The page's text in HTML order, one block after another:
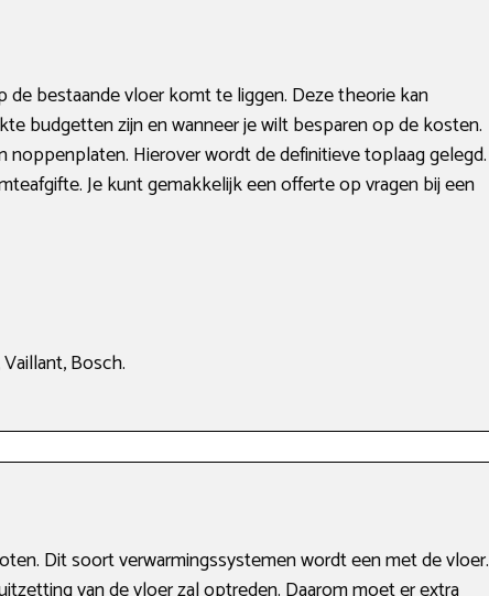
bestaande vloer komt te liggen. Deze theorie kan
budgetten zijn en wanneer je wilt besparen op de kosten.
Hierover wordt de definitieve toplaag gelegd.
Je kunt gemakkelijk een offerte op vragen bij een
Bosch.
Dit soort verwarmingssystemen wordt een met de vloer.